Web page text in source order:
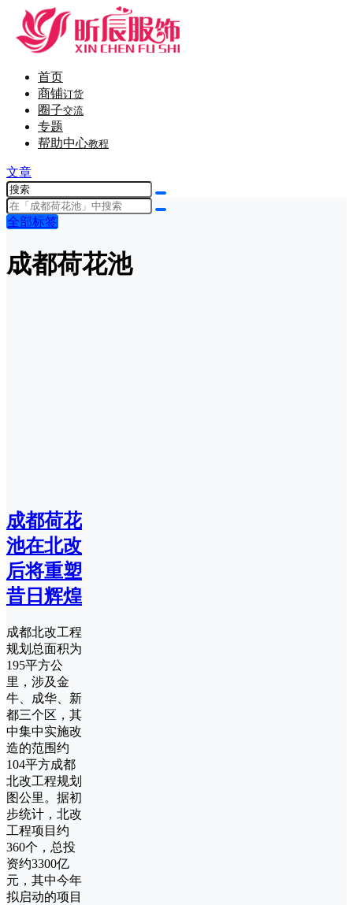
首页
商铺订货
圈子交流
专题
帮助中心教程
文章
全部标签
成都荷花池
成都荷花
池在北改
后将重塑
昔日辉煌
成都北改工程
规划总面积为
195平方公
里，涉及金
牛、成华、新
都三个区，其
中集中实施改
造的范围约
104平方成都
北改工程规划
图公里。据初
步统计，北改
工程项目约
360个，总投
资约3300亿
元，其中今年
拟启动的项目